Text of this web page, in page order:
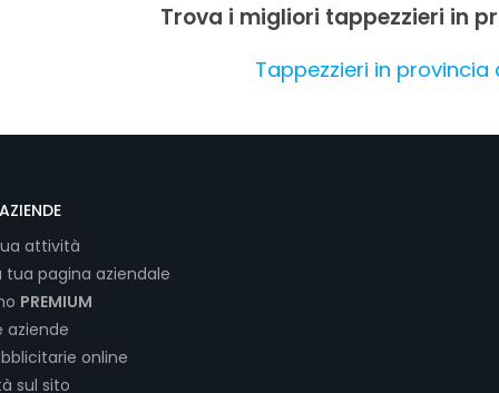
Trova i migliori tappezzieri in
Tappezzieri in provincia
attività
tua pagina aziendale
PREMIUM
aziende
online
sul sito